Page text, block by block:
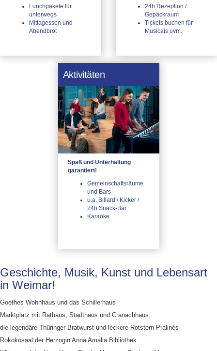
Lunchpakete für
unterwegs
Mittagessen und
Abendbrot
24h Rezeption /
Gepäckraum
Tickets buchen für
Musicals uvm.
Aktivitäten
Spaß und Unterhaltung
garantiert!
Gemeinschaftsräume
und Bars
u.a. Billard / Kicker /
24h Snack-Bar
Karaoke
Geschichte, Musik, Kunst und Lebensart
in Weimar!
Goethes Wohnhaus und das Schillerhaus
Marktplatz mit Rathaus, Stadthaus und Cranachhaus
die legendäre Thüringer Bratwurst und leckere Rotstern Pralinés
Rokokosaal der Herzogin Anna Amalia Bibliothek